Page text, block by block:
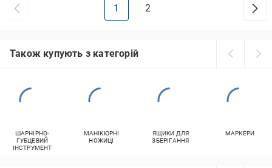
1 2
Також купують з категорій
ШАРНІРНО-
ГУБЦЕВИЙ
ІНСТРУМЕНТ
МАНІКЮРНІ
НОЖИЦІ
ЯЩИКИ ДЛЯ
ЗБЕРІГАННЯ
МАРКЕРИ